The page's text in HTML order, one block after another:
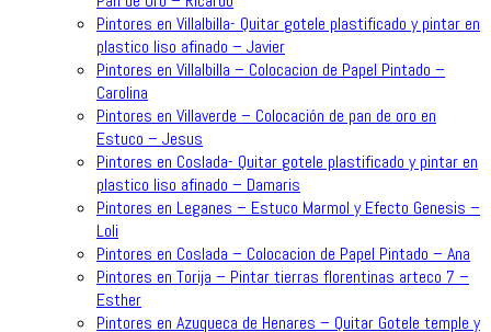
Pintores en Villalbilla- Quitar gotele plastificado y pintar en
plastico liso afinado – Javier
Pintores en Villalbilla – Colocacion de Papel Pintado –
Carolina
Pintores en Villaverde – Colocación de pan de oro en
Estuco – Jesus
Pintores en Coslada- Quitar gotele plastificado y pintar en
plastico liso afinado – Damaris
Pintores en Leganes – Estuco Marmol y Efecto Genesis –
Loli
Pintores en Coslada – Colocacion de Papel Pintado – Ana
Pintores en Torija – Pintar tierras florentinas arteco 7 –
Esther
Pintores en Azuqueca de Henares – Quitar Gotele temple y